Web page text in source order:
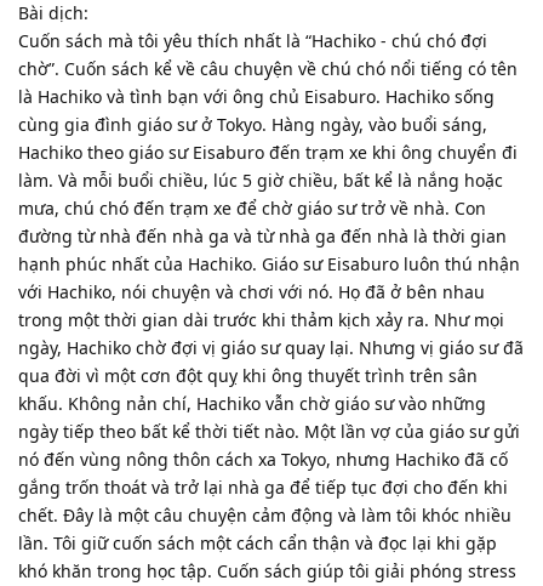
Bài dịch:
Cuốn sách mà tôi yêu thích nhất là “Hachiko - chú chó đợi
chờ”. Cuốn sách kể về câu chuyện về chú chó nổi tiếng có tên
là Hachiko và tình bạn với ông chủ Eisaburo. Hachiko sống
cùng gia đình giáo sư ở Tokyo. Hàng ngày, vào buổi sáng,
Hachiko theo giáo sư Eisaburo đến trạm xe khi ông chuyển đi
làm. Và mỗi buổi chiều, lúc 5 giờ chiều, bất kể là nắng hoặc
mưa, chú chó đến trạm xe để chờ giáo sư trở về nhà. Con
đường từ nhà đến nhà ga và từ nhà ga đến nhà là thời gian
hạnh phúc nhất của Hachiko. Giáo sư Eisaburo luôn thú nhận
với Hachiko, nói chuyện và chơi với nó. Họ đã ở bên nhau
trong một thời gian dài trước khi thảm kịch xảy ra. Như mọi
ngày, Hachiko chờ đợi vị giáo sư quay lại. Nhưng vị giáo sư đã
qua đời vì một cơn đột quỵ khi ông thuyết trình trên sân
khấu. Không nản chí, Hachiko vẫn chờ giáo sư vào những
ngày tiếp theo bất kể thời tiết nào. Một lần vợ của giáo sư gửi
nó đến vùng nông thôn cách xa Tokyo, nhưng Hachiko đã cố
gắng trốn thoát và trở lại nhà ga để tiếp tục đợi cho đến khi
chết. Đây là một câu chuyện cảm động và làm tôi khóc nhiều
lần. Tôi giữ cuốn sách một cách cẩn thận và đọc lại khi gặp
khó khăn trong học tập. Cuốn sách giúp tôi giải phóng stress